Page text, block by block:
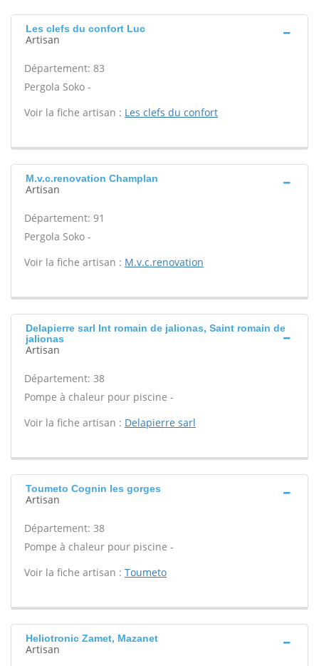
Les clefs du confort Luc
Artisan
Département: 83
Pergola Soko -
Voir la fiche artisan : Les clefs du confort
M.v.c.renovation Champlan
Artisan
Département: 91
Pergola Soko -
Voir la fiche artisan : M.v.c.renovation
Delapierre sarl Int romain de jalionas, Saint romain de
jalionas
Artisan
Département: 38
Pompe à chaleur pour piscine -
Voir la fiche artisan : Delapierre sarl
Toumeto Cognin les gorges
Artisan
Département: 38
Pompe à chaleur pour piscine -
Voir la fiche artisan : Toumeto
Heliotronic Zamet, Mazanet
Artisan